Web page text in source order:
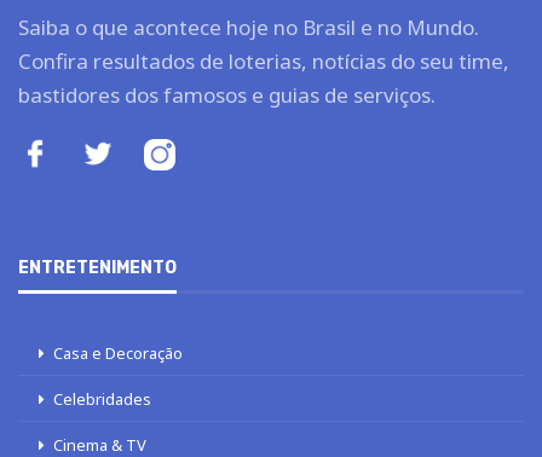
Saiba o que acontece hoje no Brasil e no Mundo.
Confira resultados de loterias, notícias do seu time,
bastidores dos famosos e guias de serviços.
ENTRETENIMENTO
Casa e Decoração
Celebridades
Cinema & TV